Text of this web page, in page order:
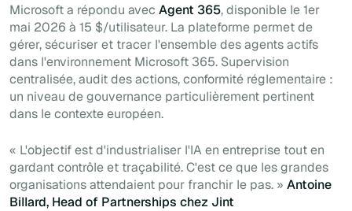
Microsoft a répondu avec Agent 365, disponible le 1er
mai 2026 à 15 $/utilisateur. La plateforme permet de
gérer, sécuriser et tracer l'ensemble des agents actifs
dans l'environnement Microsoft 365. Supervision
centralisée, audit des actions, conformité réglementaire :
un niveau de gouvernance particulièrement pertinent
dans le contexte européen.
« L'objectif est d'industrialiser l'IA en entreprise tout en
gardant contrôle et traçabilité. C'est ce que les grandes
organisations attendaient pour franchir le pas. » Antoine
Billard, Head of Partnerships chez Jint